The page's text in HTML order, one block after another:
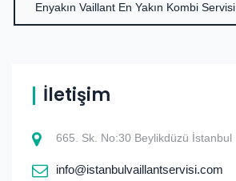
Enyakın Vaillant En Yakın Kombi Servisi
İletişim
665. Sk. No:30 Beylikdüzü İstanbul
info@istanbulvaillantservisi.com